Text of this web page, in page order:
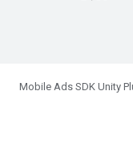
Mobile Ads SDK